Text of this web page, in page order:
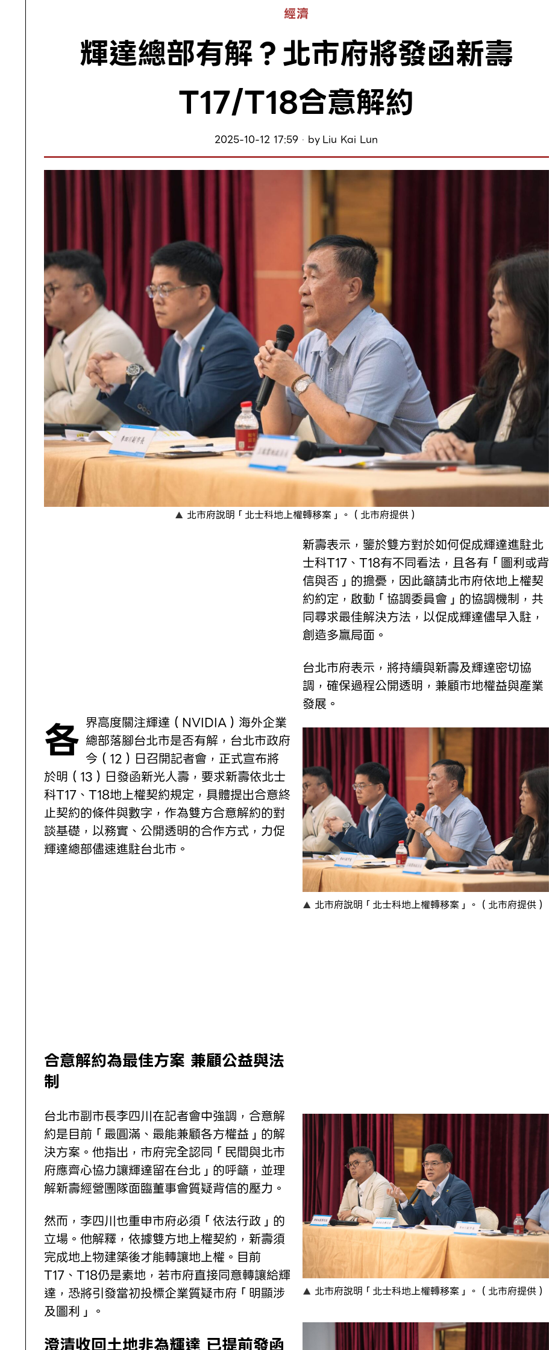
經濟
輝達總部有解？北市府將發函新壽
T17/T18合意解約
2025-10-12 17:59 by Liu Kai Lun
北市府說明「北士科地上權轉移案」。（北市府提供）
各界高度關注輝達（NVIDIA）海外企業 總部落腳台北市是否有解，台北市政府
今（12）日召開記者會，正式宣布將
於明（13）日發函新光人壽，要求新壽依北士
科T17、T18地上權契約規定，具體提出合意終
止契約的條件與數字，作為雙方合意解約的對
談基礎，以務實、公開透明的合作方式，力促
輝達總部儘速進駐台北市。
合意解約為最佳方案 兼顧公益與法
制
台北市副市長李四川在記者會中強調，合意解
約是目前「最圓滿、最能兼顧各方權益」的解
決方案。他指出，市府完全認同「民間與北市
府應齊心協力讓輝達留在台北」的呼籲，並理
解新壽經營團隊面臨董事會質疑背信的壓力。
然而，李四川也重申市府必須「依法行政」的
立場。他解釋，依據雙方地上權契約，新壽須
完成地上物建築後才能轉讓地上權。目前
T17、T18仍是素地，若市府直接同意轉讓給輝
達，恐將引發當初投標企業質疑市府「明顯涉
及圖利」。
新壽表示，鑒於雙方對於如何促成輝達進駐北
士科T17、T18有不同看法，且各有「圖利或背
信與否」的擔憂，因此籲請北市府依地上權契
約約定，啟動「協調委員會」的協調機制，共
同尋求最佳解決方法，以促成輝達儘早入駐，
創造多贏局面。
台北市府表示，將持續與新壽及輝達密切協
調，確保過程公開透明，兼顧市地權益與產業
發展。
北市府說明「北士科地上權轉移案」。（北市府提供）
北市府說明「北士科地上權轉移案」。（北市府提供）